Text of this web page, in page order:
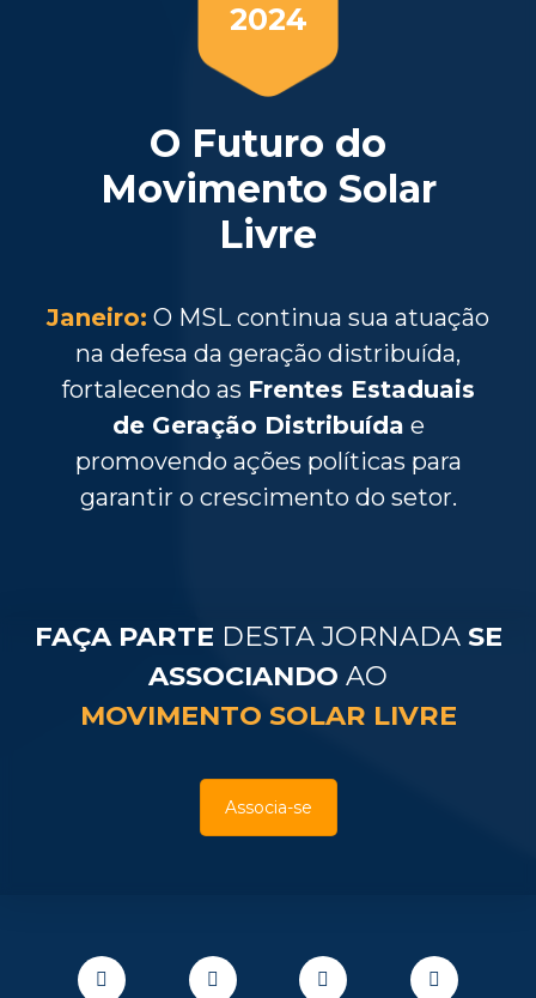
2024
O Futuro do
Movimento Solar
Livre
Janeiro: O MSL continua sua atuação
na defesa da geração distribuída,
fortalecendo as Frentes Estaduais
de Geração Distribuída e
promovendo ações políticas para
garantir o crescimento do setor.
FAÇA PARTE DESTA JORNADASE
ASSOCIANDO AO
MOVIMENTO SOLAR LIVRE
Associa-se